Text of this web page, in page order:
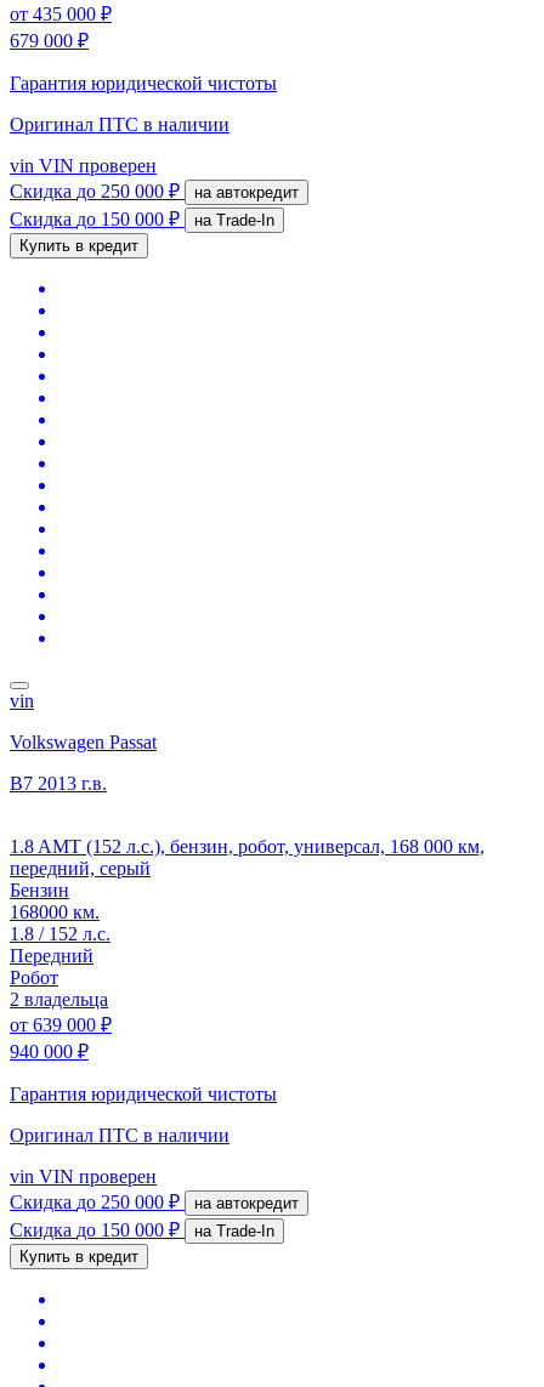
от 435 000 ₽
679 000 ₽
Гарантия юридической чистоты
Оригинал ПТС в наличии
vin VIN проверен
Скидка до 250 000 ₽ на автокредит
Скидка до 150 000 ₽
на Trade-In
Купить в кредит
vin
Volkswagen Passat
B7 2013 г.в.
1.8 AMT (152 л.с.), бензин, робот, универсал, 168 000 км,
передний, серый
Бензин
168000 км.
1.8 / 152 л.с.
Передний
Робот
2 владельца
от 639 000 ₽
940 000 ₽
Гарантия юридической чистоты
Оригинал ПТС в наличии
vin VIN проверен
Скидка до 250 000 ₽ на автокредит
Скидка до 150 000 ₽
на Trade-In
Купить в кредит